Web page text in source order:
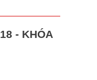
- KHÓA